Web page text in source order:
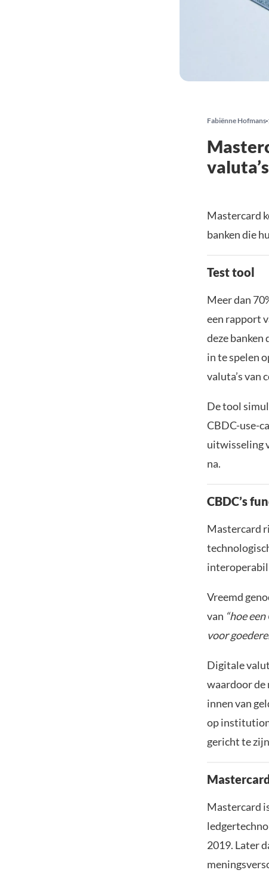
Fabiënne Hofmans
Mastercard
banken die
Test tool
Meer dan
een rapport
deze
in te spelen
valuta’s van
De tool
CBDC-use-
uitwisseling
na.
CBDC’s
Mastercard
Vreemd
van “hoe
voor
Digitale
waardoor de
innen van
op
gericht te
Mastercard
2019. Later